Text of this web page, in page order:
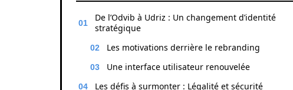
De l’Odvib à Udriz : Un changement d’identité
stratégique
Les motivations derrière le rebranding
Une interface utilisateur renouvelée
Les défis à surmonter : Légalité et sécurité